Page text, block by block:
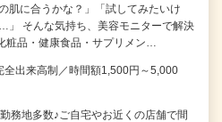
肌に合うかな？」「試してみたいけ
」 そんな気持ち、美容モニターで解決
粧品・健康食品・サプリメン…
全出来高制／時間額1,500円～5,000
地多数♪ご自宅やお近くの店舗で間